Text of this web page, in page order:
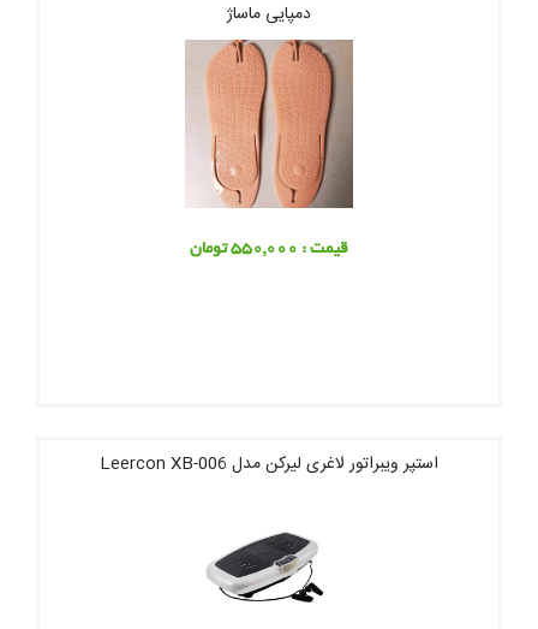
دمپایی ماساژ
قیمت : 550,000 تومان
استپر ویبراتور لاغری لیرکن مدل Leercon XB-006